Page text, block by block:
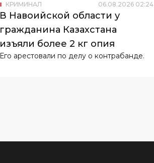
КРИМИНАЛ 06.08.2026 02:24
В Навоийской области у
гражданина Казахстана
изъяли более 2 кг опия
Его арестовали по делу о контрабанде.